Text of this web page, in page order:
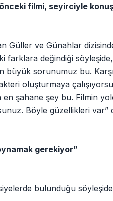
filmi, seyirciyle
Güller ve Günahlar
farklara değindiği
sorunumuz bu.
oluşturmaya
şahane şey bu. Filmin
Böyle güzellikleri var”
gerekiyor”
bulunduğu